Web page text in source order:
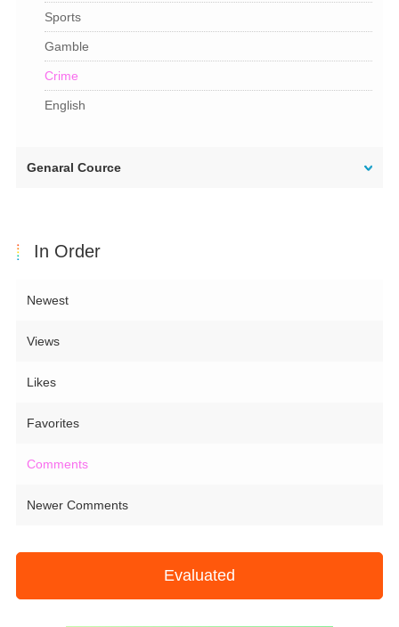
Sports
Gamble
Crime
English
Genaral Cource
In Order
Newest
Views
Likes
Favorites
Comments
Newer Comments